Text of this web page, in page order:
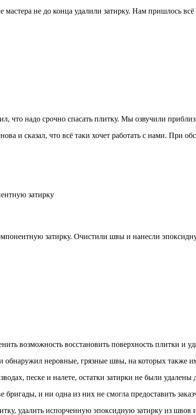
не до конца удалили затирку. Нам пришлось
что надо срочно спасать плитку. Мы озвучили
и сказал, что всё таки хочет работать с нами. При
затирку
затирку. Очистили швы и нанесли
возможность восстановить поверхность плитки и
обнаружил неровные, грязные швы, на которых также
песке и налете, остатки затирки не были
бригады, и ни одна из них не смогла предоставить
удалить испорченную эпоксидную затирку из швов и